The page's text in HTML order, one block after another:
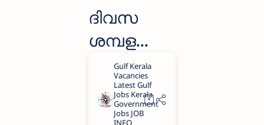
ദിവസ
ശമ്പളത്തി
ൽ ജോലി
നേടാവുന്ന
ഒഴിവുകൾ